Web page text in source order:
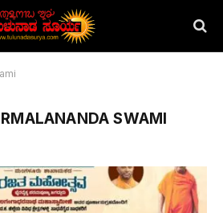
SWAMI